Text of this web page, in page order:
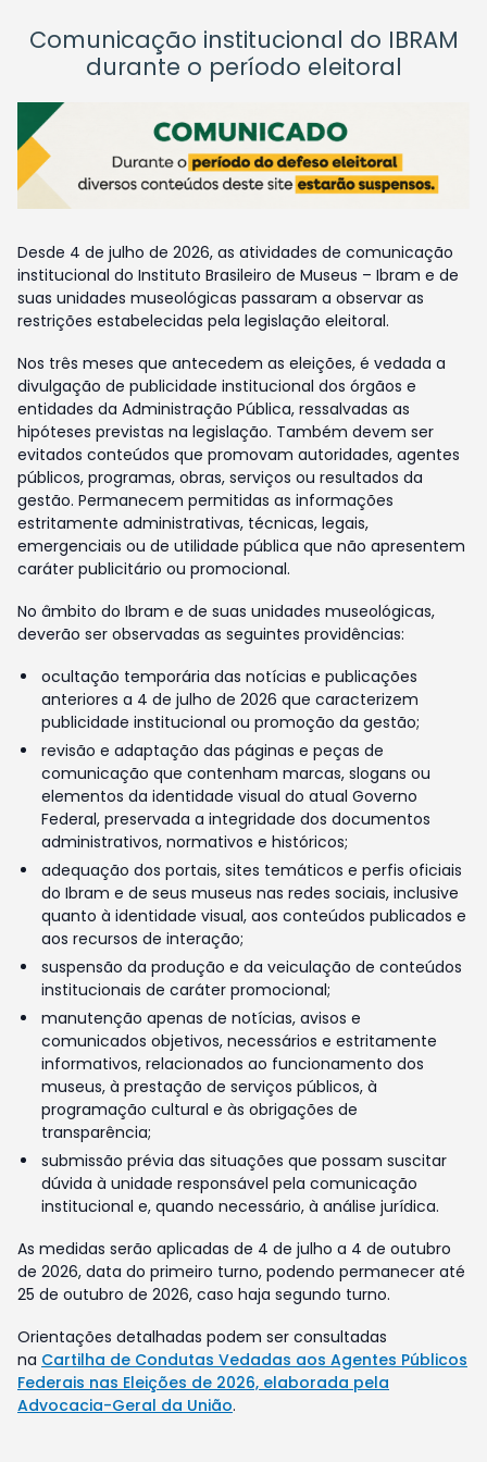
Comunicação institucional do IBRAM
durante o período eleitoral
Desde 4 de julho de 2026, as atividades de comunicação
institucional do Instituto Brasileiro de Museus – Ibram e de
suas unidades museológicas passaram a observar as
restrições estabelecidas pela legislação eleitoral.
Nos três meses que antecedem as eleições, é vedada a
divulgação de publicidade institucional dos órgãos e
entidades da Administração Pública, ressalvadas as
hipóteses previstas na legislação. Também devem ser
evitados conteúdos que promovam autoridades, agentes
públicos, programas, obras, serviços ou resultados da
gestão. Permanecem permitidas as informações
estritamente administrativas, técnicas, legais,
emergenciais ou de utilidade pública que não apresentem
caráter publicitário ou promocional.
No âmbito do Ibram e de suas unidades museológicas,
deverão ser observadas as seguintes providências:
ocultação temporária das notícias e publicações
anteriores a 4 de julho de 2026 que caracterizem
publicidade institucional ou promoção da gestão;
revisão e adaptação das páginas e peças de
comunicação que contenham marcas, slogans ou
elementos da identidade visual do atual Governo
Federal, preservada a integridade dos documentos
administrativos, normativos e históricos;
adequação dos portais, sites temáticos e perfis oficiais
do Ibram e de seus museus nas redes sociais, inclusive
quanto à identidade visual, aos conteúdos publicados e
aos recursos de interação;
suspensão da produção e da veiculação de conteúdos
institucionais de caráter promocional;
manutenção apenas de notícias, avisos e
comunicados objetivos, necessários e estritamente
informativos, relacionados ao funcionamento dos
museus, à prestação de serviços públicos, à
programação cultural e às obrigações de
transparência;
submissão prévia das situações que possam suscitar
dúvida à unidade responsável pela comunicação
institucional e, quando necessário, à análise jurídica.
As medidas serão aplicadas de 4 de julho a 4 de outubro
de 2026, data do primeiro turno, podendo permanecer até
25 de outubro de 2026, caso haja segundo turno.
Orientações detalhadas podem ser consultadas
na Cartilha de Condutas Vedadas aos Agentes Públicos
Federais nas Eleições de 2026, elaborada pela
Advocacia-Geral da União.